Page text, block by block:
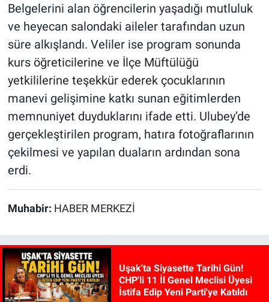
Belgelerini alan öğrencilerin yaşadığı mutluluk
ve heyecan salondaki aileler tarafından uzun
süre alkışlandı. Veliler ise program sonunda
kurs öğreticilerine ve İlçe Müftülüğü
yetkililerine teşekkür ederek çocuklarının
manevi gelişimine katkı sunan eğitimlerden
memnuniyet duyduklarını ifade etti. Ulubey’de
gerçekleştirilen program, hatıra fotoğraflarının
çekilmesi ve yapılan duaların ardından sona
erdi.
Muhabir: HABER MERKEZİ
Uşak'ta Siyasette Tarihi Gün!
CHP'li 11 İl Genel Meclisi Üyesi
İstifa Edip Yeni Parti'ye Katıldı